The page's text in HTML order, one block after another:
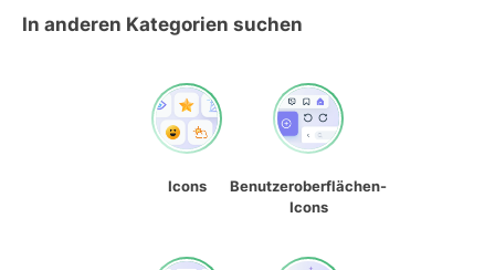
In anderen Kategorien suchen
Icons
Benutzeroberflächen-
Icons